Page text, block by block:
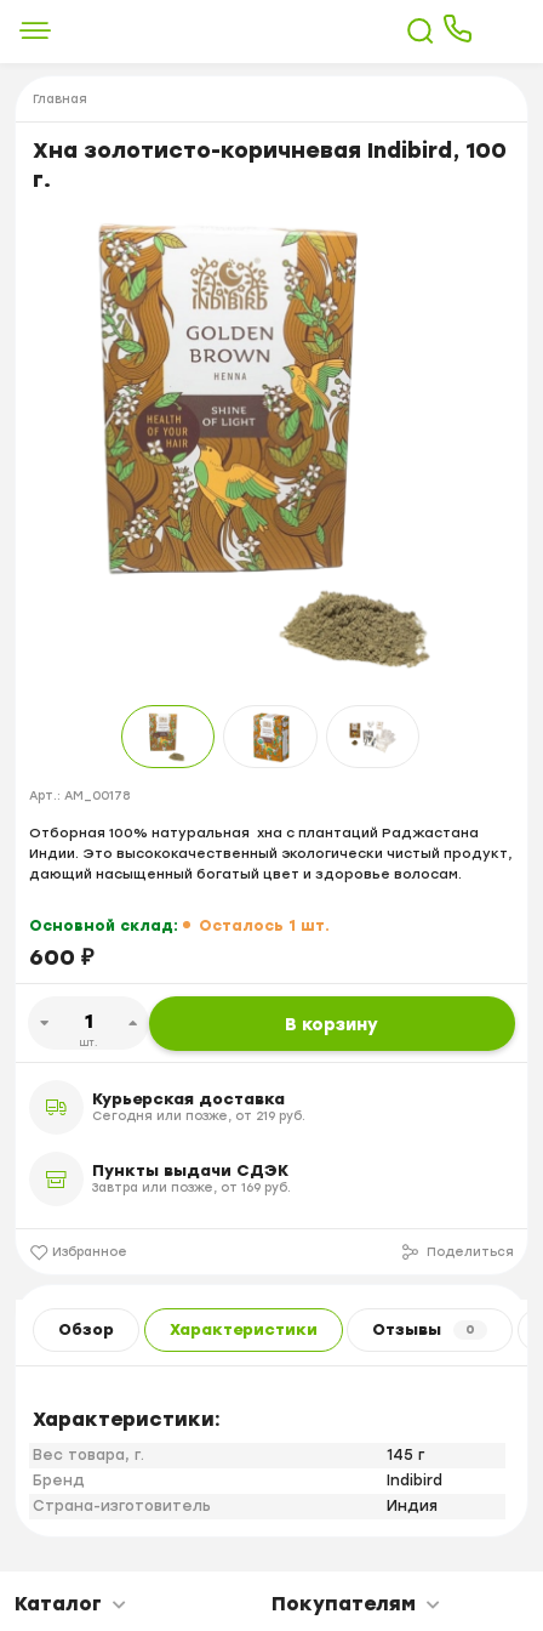
Главная
Хна золотисто-коричневая Indibird, 100
г.
Арт.: AM_00178
Отборная 100% натуральная хна с плантаций Раджастана
Индии. Это высококачественный экологически чистый продукт,
дающий насыщенный богатый цвет и здоровье волосам.
Основной склад: Осталось 1 шт.
600 ₽
шт.
В корзину
Курьерская доставка
Сегодня или позже, от 219 руб.
Пункты выдачи СДЭК
Завтра или позже, от 169 руб.
Избранное Поделиться
Обзор Характеристики Отзывы 0
Характеристики:
Вес товара, г.
145 г
Бренд
Indibird
Страна-изготовитель
Индия
Каталог Покупателям